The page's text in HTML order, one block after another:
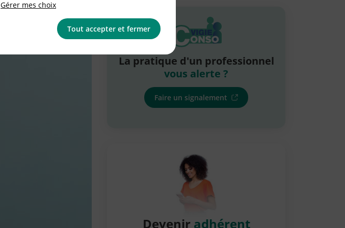
La pratique d'un professionnel
vous alerte ?
Faire un signalement
Devenir adhérent
Gérer mes choix
Tout accepter et fermer